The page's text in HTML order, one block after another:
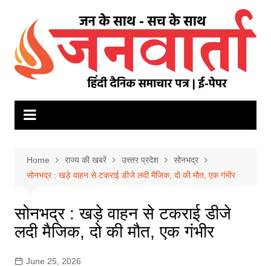
content
Home राज्य की खबरें उत्त्तर प्रदेश
सोनभद्र
सोनभद्र : खड़े वाहन से टकराई डीजे लदी मैजिक, दो की मौत, एक गंभीर
सोनभद्र : खड़े वाहन से टकराई डीजे
लदी मैजिक, दो की मौत, एक गंभीर
June 25, 2026